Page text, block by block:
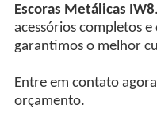
Escoras Metálicas IW8
acessórios completos
garantimos o melhor
Entre em contato
orçamento.